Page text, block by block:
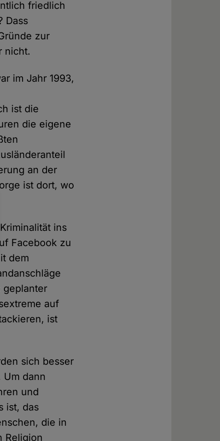
friedlich
Dass
zur
nicht.
im Jahr 1993,
ist die
die eigene
an der
ist dort, wo
ins
Facebook zu
dem
geplanter
auf
ist
sich besser
dann
und
ist, das
die in
Religion